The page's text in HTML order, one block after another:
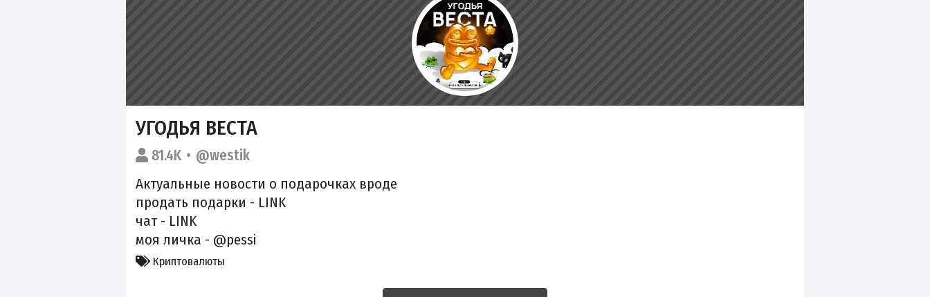
УГОДЬЯ ВЕСТА
81.4K
@westik
Актуальные новости о подарочках вроде
продать подарки - LINK
чат - LINK
моя личка - @pessi
Криптовалюты